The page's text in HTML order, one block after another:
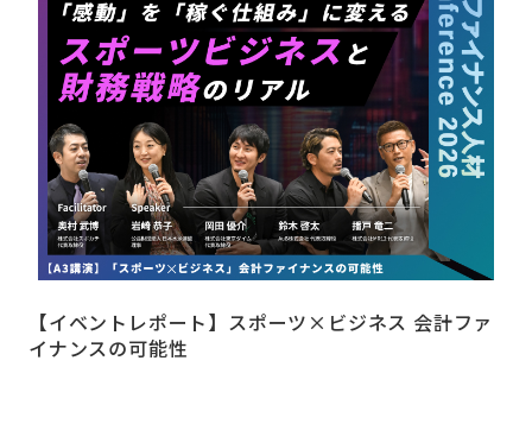
詳しく見る
【イベントレポート】スポーツ×ビジネス 会計ファ
イナンスの可能性